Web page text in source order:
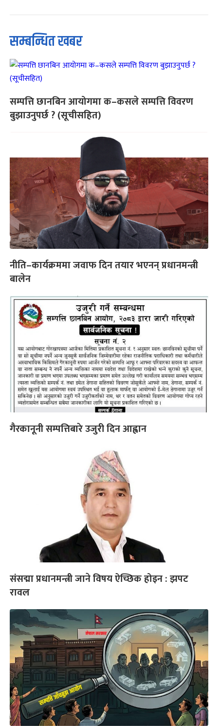
सम्बन्धित खबर
सम्पत्ति छानबिन आयोगमा क–कसले सम्पत्ति विवरण
बुझाउनुपर्छ ? (सूचीसहित)
नीति–कार्यक्रममा जवाफ दिन तयार भएनन् प्रधानमन्त्री
बालेन
गैरकानूनी सम्पत्तिबारे उजुरी दिन आह्वान
संसद्मा प्रधानमन्त्री जाने विषय ऐच्छिक होइन : झपट
रावल